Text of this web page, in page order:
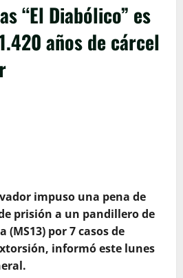
“El Diabólico” es
años de cárcel
impuso una pena de
prisión a un pandillero de
por 7 casos de
informó este lunes